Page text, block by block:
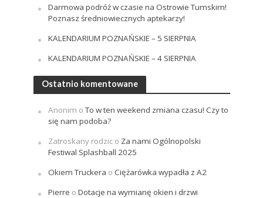
Darmowa podróż w czasie na Ostrowie Tumskim!
Poznasz średniowiecznych aptekarzy!
KALENDARIUM POZNAŃSKIE – 5 SIERPNIA
KALENDARIUM POZNAŃSKIE – 4 SIERPNIA
Ostatnio komentowane
Anonim oTo w ten weekend zmiana czasu! Czy to
się nam podoba?
Zatroskany rodzico Za nami Ogólnopolski
Festiwal Splashball 2025
Okiem Truckera o Ciężarówka wypadła z A2
Pierre o Dotacje na wymianę okien i drzwi